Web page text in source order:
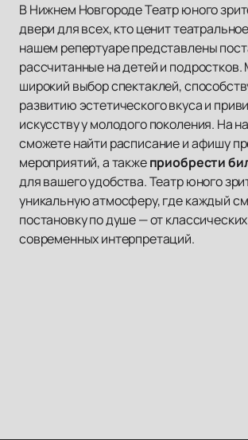
В Нижнем Новгороде Театр юного
двери для всех, кто ценит
нашем репертуаре представлены
рассчитанные на детей и
широкий выбор спектаклей,
развитию эстетического вкуса и
искусству у молодого поколения. На
сможете найти расписание и афишу
мероприятий, а такжеприобрести
для вашего удобства. Театр юного
уникальную атмосферу, где каждый
постановку по душе — от
современных интерпретаций.